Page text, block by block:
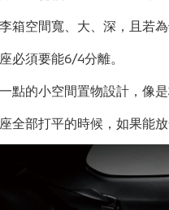
箱空間寬、大、深，且若
必須要能6/4分離。
點的小空間置物設計，像
全部打平的時候，如果能